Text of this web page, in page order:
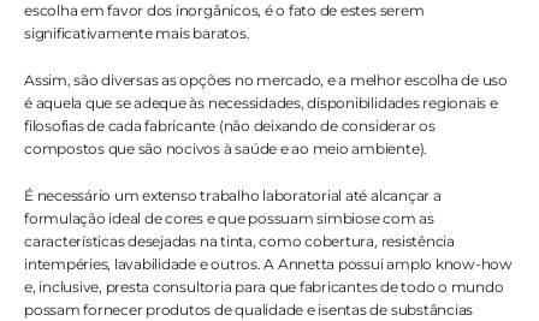
escolha em favor dos inorgânicos, é o fato de estes serem
significativamente mais baratos.
Assim, são diversas as opções no mercado, e a melhor escolha de uso
é aquela que se adeque às necessidades, disponibilidades regionais e
filosofias de cada fabricante (não deixando de considerar os
compostos que são nocivos à saúde e ao meio ambiente).
É necessário um extenso trabalho laboratorial até alcançar a
formulação ideal de cores e que possuam simbiose com as
características desejadas na tinta, como cobertura, resistência
intempéries, lavabilidade e outros. A Annetta possui amplo know-how
e, inclusive, presta consultoria para que fabricantes de todo o mundo
possam fornecer produtos de qualidade e isentas de substâncias